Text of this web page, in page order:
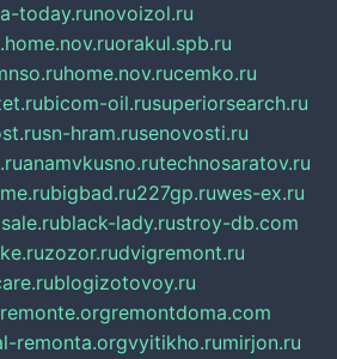
today.runovoizol.ru
orakul.spb.ru
home.nov.rucemko.ru
bicom-oil.rusuperiorsearch.ru
sn-hram.rusenovosti.ru
anamvkusno.rutechnosaratov.ru
bigbad.ru227gp.ruwes-ex.ru
black-lady.rustroy-db.com
zozor.rudvigremont.ru
blogizotovoy.ru
remontdoma.com
remonta.orgvyitikho.rumirjon.ru